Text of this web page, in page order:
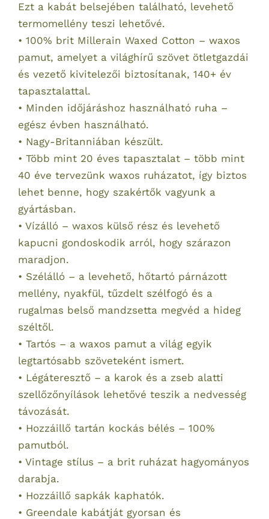
Ezt a kabát belsejében található, levehető
termomellény teszi lehetővé.
• 100% brit Millerain Waxed Cotton – waxos
pamut, amelyet a világhírű szövet ötletgazdái
és vezető kivitelezői biztosítanak, 140+ év
tapasztalattal.
• Minden időjáráshoz használható ruha –
egész évben használható.
• Nagy-Britanniában készült.
• Több mint 20 éves tapasztalat – több mint
40 éve tervezünk waxos ruházatot, így biztos
lehet benne, hogy szakértők vagyunk a
gyártásban.
• Vízálló – waxos külső rész és levehető
kapucni gondoskodik arról, hogy szárazon
maradjon.
• Szélálló – a levehető, hőtartó párnázott
mellény, nyakfül, tűzdelt szélfogó és a
rugalmas belső mandzsetta megvéd a hideg
széltől.
• Tartós – a waxos pamut a világ egyik
legtartósabb szöveteként ismert.
• Légáteresztő – a karok és a zseb alatti
szellőzőnyílások lehetővé teszik a nedvesség
távozását.
• Hozzáillő tartán kockás bélés – 100%
pamutból.
• Vintage stílus – a brit ruházat hagyományos
darabja.
• Hozzáillő sapkák kaphatók.
• Greendale kabátját gyorsan és